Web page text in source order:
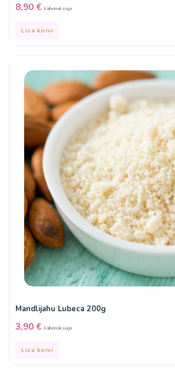
8,90 € käibemaksuga
Lisa korvi
Mandlijahu Lubeca 200g
3,90 € käibemaksuga
Lisa korvi